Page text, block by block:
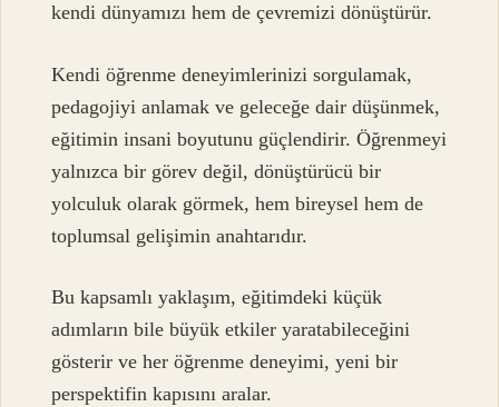
kendi dünyamızı hem de çevremizi dönüştürür.
Kendi öğrenme deneyimlerinizi sorgulamak,
pedagojiyi anlamak ve geleceğe dair düşünmek,
eğitimin insani boyutunu güçlendirir. Öğrenmeyi
yalnızca bir görev değil, dönüştürücü bir
yolculuk olarak görmek, hem bireysel hem de
toplumsal gelişimin anahtarıdır.
Bu kapsamlı yaklaşım, eğitimdeki küçük
adımların bile büyük etkiler yaratabileceğini
gösterir ve her öğrenme deneyimi, yeni bir
perspektifin kapısını aralar.